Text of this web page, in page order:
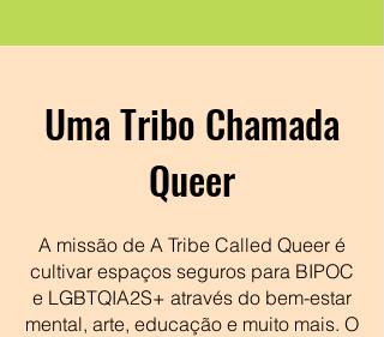
Uma Tribo Chamada
Queer
A missão de A Tribe Called Queer é
cultivar espaços seguros para BIPOC
e LGBTQIA2S+ através do bem-estar
mental, arte, educação e muito mais. O